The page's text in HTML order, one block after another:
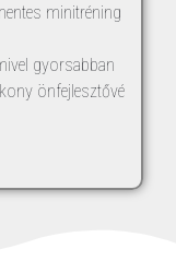
minitréning
gyorsabban
önfejlesztővé